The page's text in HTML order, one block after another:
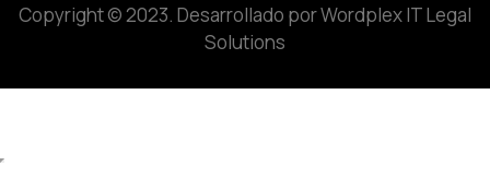
Copyright © 2023. Desarrollado por Wordplex IT Legal
Solutions